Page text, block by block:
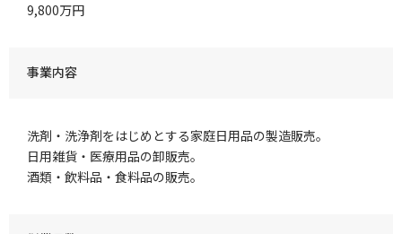
9,800万円
事業内容
洗剤・洗浄剤をはじめとする家庭日用品の製造販売。
日用雑貨・医療用品の卸販売。
酒類・飲料品・食料品の販売。